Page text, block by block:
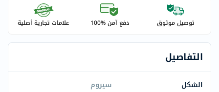
توصيل موثوق دفع آمن %100 علامات تجارية أصلية
التفاصيل
الشكل
سيروم